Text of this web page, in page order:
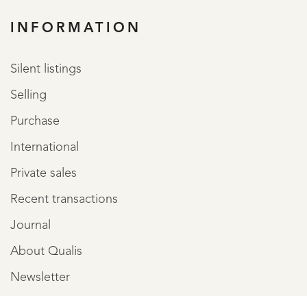
INFORMATION
Silent listings
Selling
Purchase
International
Private sales
Recent transactions
Journal
About Qualis
Newsletter